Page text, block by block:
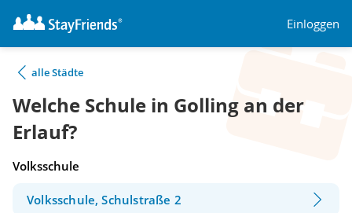
Einloggen
alle Städte
Welche Schule in Golling an der
Erlauf?
Volksschule
Volksschule, Schulstraße 2